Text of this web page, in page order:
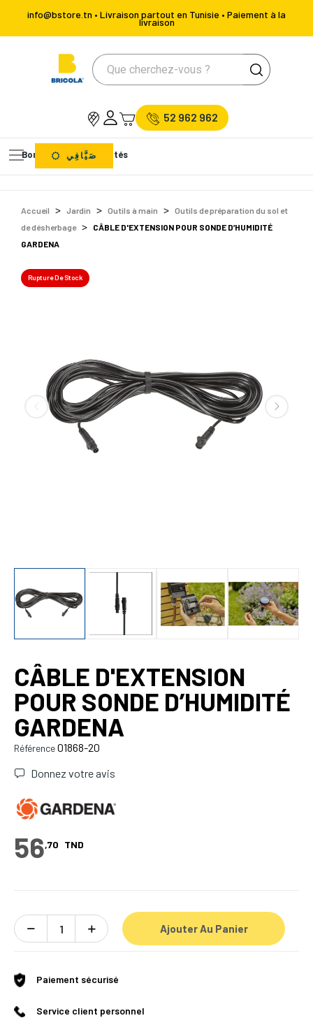
info@bstore.tn • Livraison partout en Tunisie • Paiement à la
livraison
52 962 962
Bons Plans Nouveautés
صَيَّافِي
Accueil Jardin Outils à main
Outils de préparation du sol et
de désherbage
CÂBLE D'EXTENSION POUR SONDE D’HUMIDITÉ
GARDENA
Rupture De Stock
CÂBLE D'EXTENSION
POUR SONDE D’HUMIDITÉ
GARDENA
Référence01868-20
Donnez votre avis
56,70 TND
Ajouter Au Panier
Paiement sécurisé
Service client personnel